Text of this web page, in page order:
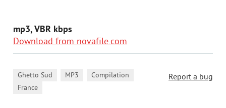
mp3, VBR kbps
Download from novafile.com
Report a bug
Ghetto Sud MP3 Compilation
France